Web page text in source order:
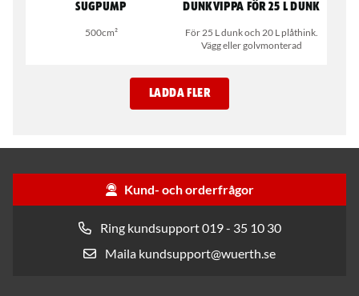
Sugpump
500cm²
Dunkvippa för 25 L dunk
För 25 L dunk och 20 L plåthink.
Vägg eller golvmonterad
LADDA FLER
Kund- och orderfrågor
Ring kundsupport 019 - 35 10 30
Maila kundsupport@wuerth.se